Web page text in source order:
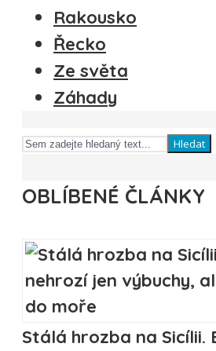
Rakousko
Řecko
Ze světa
Záhady
Hledat
OBLÍBENÉ ČLÁNKY
Stálá hrozba na Sicílii.